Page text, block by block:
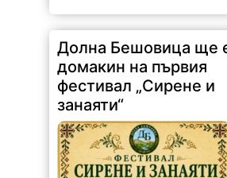
фестивал „Сирене и
занаяти“